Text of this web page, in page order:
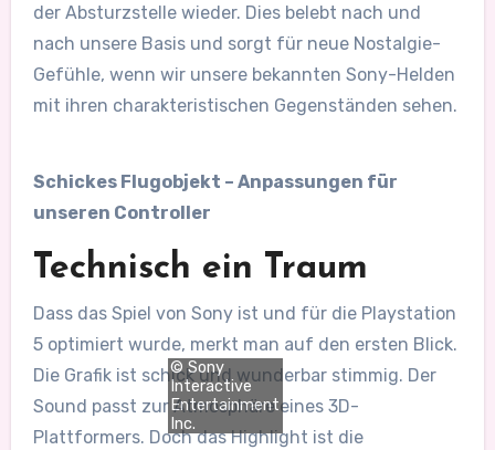
der Absturzstelle wieder. Dies belebt nach und
nach unsere Basis und sorgt für neue Nostalgie-
Gefühle, wenn wir unsere bekannten Sony-Helden
mit ihren charakteristischen Gegenständen sehen.
© Sony
Interactive
Entertainment
Inc.
Schickes Flugobjekt – Anpassungen für
unseren Controller
Technisch ein Traum
Dass das Spiel von Sony ist und für die Playstation
5 optimiert wurde, merkt man auf den ersten Blick.
Die Grafik ist schick und wunderbar stimmig. Der
Sound passt zur Atmosphäre eines 3D-
Plattformers. Doch das Highlight ist die